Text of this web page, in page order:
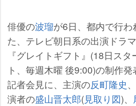
俳優の波瑠が6日、都内で行わ
た、テレビ朝日系の出演ドラマ
『グレイトギフト』(18日スタ
ト、毎週木曜 後9:00)の制作発
記者会見に、主演の反町隆史
演者の盛山晋太郎(見取り図)、